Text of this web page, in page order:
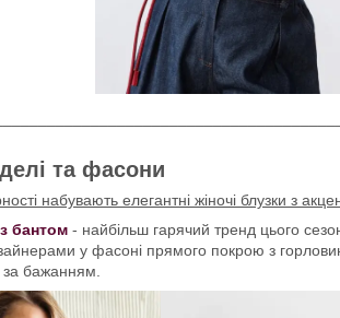
та фасони
набувають елегантні жіночі блузки з
бантом - найбільш гарячий тренд цього
у фасоні прямого покрою з
за бажанням.